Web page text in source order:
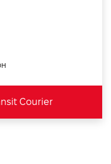
Courier